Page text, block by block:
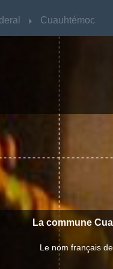
Cuauhtémoc
La commune
Le nom français
Cuauhtémoc